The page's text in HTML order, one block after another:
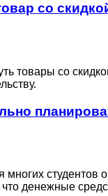
со
товары со
многих
что денежные